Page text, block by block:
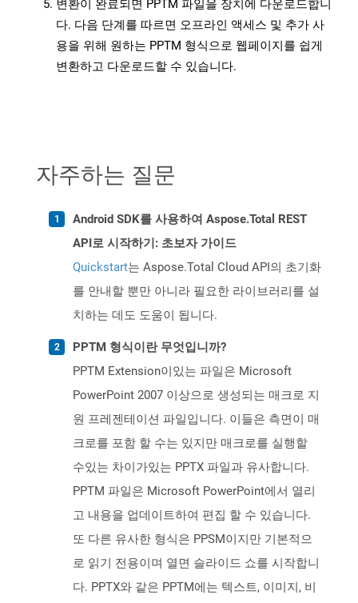
변환이 완료되면 PPTM 파일을 장치에 다운로드합니
다. 다음 단계를 따르면 오프라인 액세스 및 추가 사
용을 위해 원하는 PPTM 형식으로 웹페이지를 쉽게
변환하고 다운로드할 수 있습니다.
자주하는 질문
Android SDK를 사용하여 Aspose.Total REST
API로 시작하기: 초보자 가이드
Quickstart는 Aspose.Total Cloud API의 초기화
를 안내할 뿐만 아니라 필요한 라이브러리를 설
치하는 데도 도움이 됩니다.
PPTM 형식이란 무엇입니까?
PPTM Extension이있는 파일은 Microsoft
PowerPoint 2007 이상으로 생성되는 매크로 지
원 프레젠테이션 파일입니다. 이들은 측면이 매
크로를 포함 할 수는 있지만 매크로를 실행할
수있는 차이가있는 PPTX 파일과 유사합니다.
PPTM 파일은 Microsoft PowerPoint에서 열리
고 내용을 업데이트하여 편집 할 수 있습니다.
또 다른 유사한 형식은 PPSM이지만 기본적으
로 읽기 전용이며 열면 슬라이드 쇼를 시작합니
다. PPTX와 같은 PPTM에는 텍스트, 이미지, 비